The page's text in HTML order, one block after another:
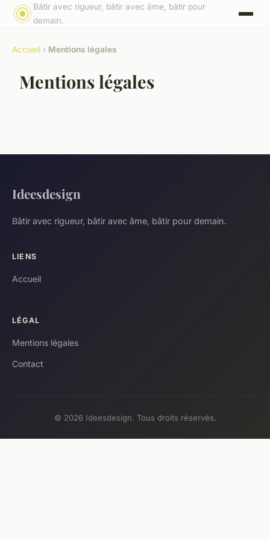
Bâtir avec rigueur, bâtir avec âme, bâtir pour
demain.
Accueil › Mentions légales
Mentions légales
Ideesdesign
Bâtir avec rigueur, bâtir avec âme, bâtir pour demain.
LIENS
Accueil
LÉGAL
Mentions légales
Contact
© 2026 Ideesdesign. Tous droits réservés.